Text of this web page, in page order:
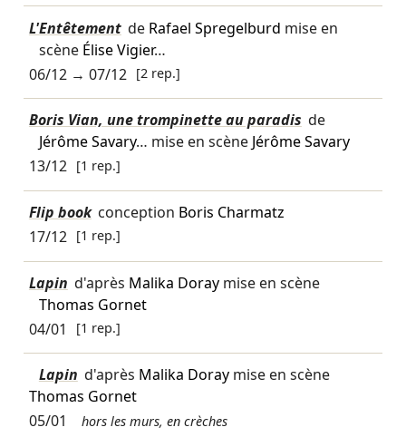
L'Entêtement de Rafael Spregelburd mise en
scène Élise Vigier…
06/12→ 07/12 [2 rep.]
Boris Vian, une trompinette au paradis de
Jérôme Savary… mise en scène Jérôme Savary
13/12 [1 rep.]
Flip book conception Boris Charmatz
17/12 [1 rep.]
Lapin d'après Malika Doraymise en scène
Thomas Gornet
04/01
[1 rep.]
Lapin d'après Malika Doraymise en scène
Thomas Gornet
05/01
hors les murs, en crèches